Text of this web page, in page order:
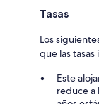
Tasas
Los
que las
Este
reduce a